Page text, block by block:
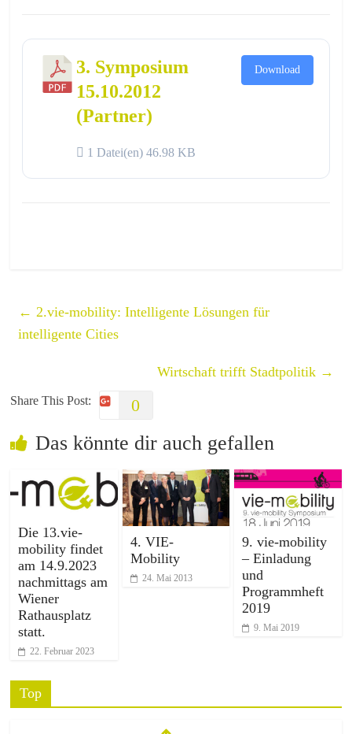
3. Symposium
15.10.2012
(Partner)
1 Datei(en)46.98 KB
Download
← 2.vie-mobility: Intelligente Lösungen für
intelligente Cities
Wirtschaft trifft Stadtpolitik →
Share This Post: 0
Das könnte dir auch gefallen
Die 13.vie-
mobility findet
am 14.9.2023
nachmittags am
Wiener
Rathausplatz
statt.
22. Februar 2023
4. VIE-
Mobility
24. Mai 2013
9. vie-mobility
– Einladung
und
Programmheft
2019
9. Mai 2019
Top